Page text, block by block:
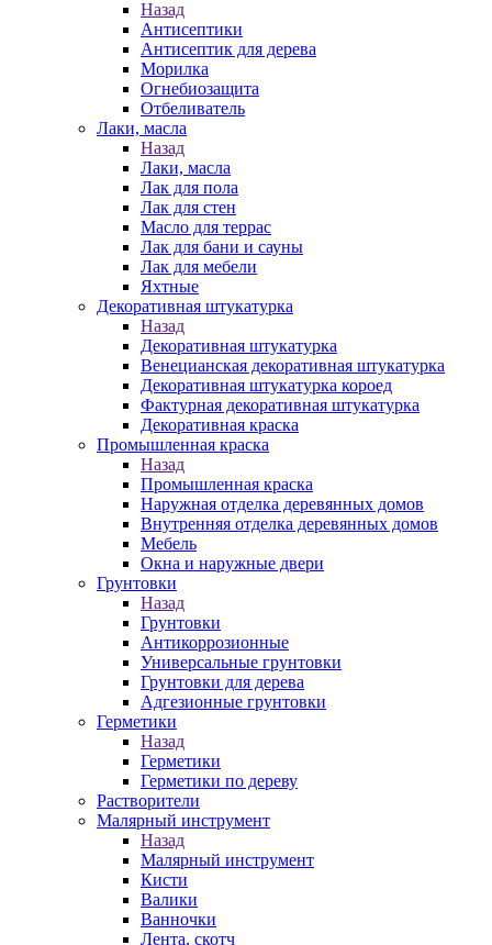
Назад
Антисептики
Антисептик для дерева
Морилка
Огнебиозащита
Отбеливатель
Лаки, масла
Назад
Лаки, масла
Лак для пола
Лак для стен
Масло для террас
Лак для бани и сауны
Лак для мебели
Яхтные
Декоративная штукатурка
Назад
Декоративная штукатурка
Венецианская декоративная штукатурка
Декоративная штукатурка короед
Фактурная декоративная штукатурка
Декоративная краска
Промышленная краска
Назад
Промышленная краска
Наружная отделка деревянных домов
Внутренняя отделка деревянных домов
Мебель
Окна и наружные двери
Грунтовки
Назад
Грунтовки
Антикоррозионные
Универсальные грунтовки
Грунтовки для дерева
Адгезионные грунтовки
Герметики
Назад
Герметики
Герметики по дереву
Растворители
Малярный инструмент
Назад
Малярный инструмент
Кисти
Валики
Ванночки
Лента, скотч